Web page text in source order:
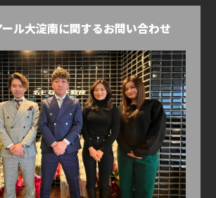
ル大淀南に関するお問い合わせ